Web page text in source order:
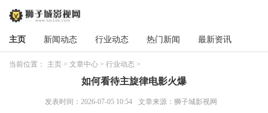
主页 新闻动态 行业动态 热门新闻 最新资讯
当前位置： 主页 > 文章中心 > 行业动态 >
如何看待主旋律电影火爆
发表时间：2026-07-05 10:54 文章来源：狮子城影视网